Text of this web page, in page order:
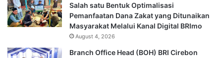
Salah satu Bentuk Optimalisasi
Pemanfaatan Dana Zakat yang Ditunaikan
Masyarakat Melalui Kanal Digital BRImo
August 4, 2026
Branch Office Head (BOH) BRI Cirebon